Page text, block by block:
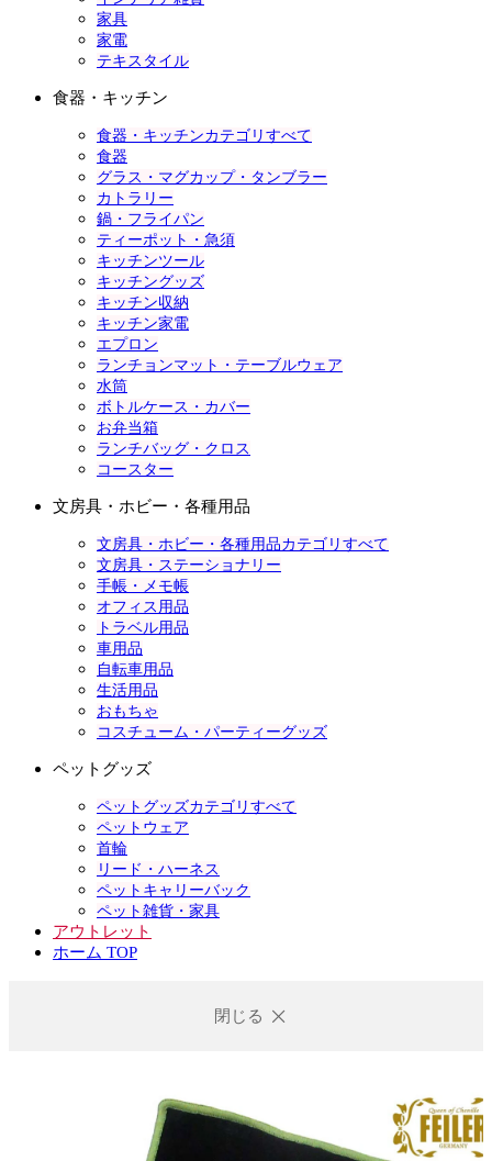
家具
家電
テキスタイル
食器・キッチン
食器・キッチンカテゴリすべて
食器
グラス・マグカップ・タンブラー
カトラリー
鍋・フライパン
ティーポット・急須
キッチンツール
キッチングッズ
キッチン収納
キッチン家電
エプロン
ランチョンマット・テーブルウェア
水筒
ボトルケース・カバー
お弁当箱
ランチバッグ・クロス
コースター
文房具・ホビー・各種用品
文房具・ホビー・各種用品カテゴリすべて
文房具・ステーショナリー
手帳・メモ帳
オフィス用品
トラベル用品
車用品
自転車用品
生活用品
おもちゃ
コスチューム・パーティーグッズ
ペットグッズ
ペットグッズカテゴリすべて
ペットウェア
首輪
リード・ハーネス
ペットキャリーバック
ペット雑貨・家具
アウトレット
ホーム TOP
閉じる